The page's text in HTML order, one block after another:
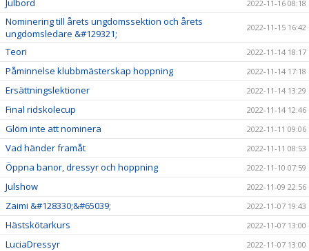
Julbord 2022-11-16 08:18
Nominering till årets ungdomssektion och årets
ungdomsledare &#129321;
2022-11-15 16:42
Teori 2022-11-14 18:17
Påminnelse klubbmästerskap hoppning 2022-11-14 17:18
Ersättningslektioner 2022-11-14 13:29
Final ridskolecup 2022-11-14 12:46
Glöm inte att nominera 2022-11-11 09:06
Vad händer framåt 2022-11-11 08:53
Öppna banor, dressyr och hoppning 2022-11-10 07:59
Julshow 2022-11-09 22:56
Zaimi &#128330;&#65039; 2022-11-07 19:43
Hästskötarkurs 2022-11-07 13:00
LuciaDressyr 2022-11-07 13:00